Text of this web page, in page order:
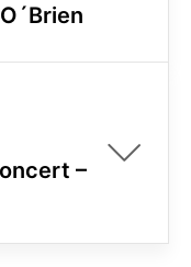
–